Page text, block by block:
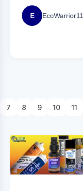
E EcoWarrior11
7 8 9 10 11